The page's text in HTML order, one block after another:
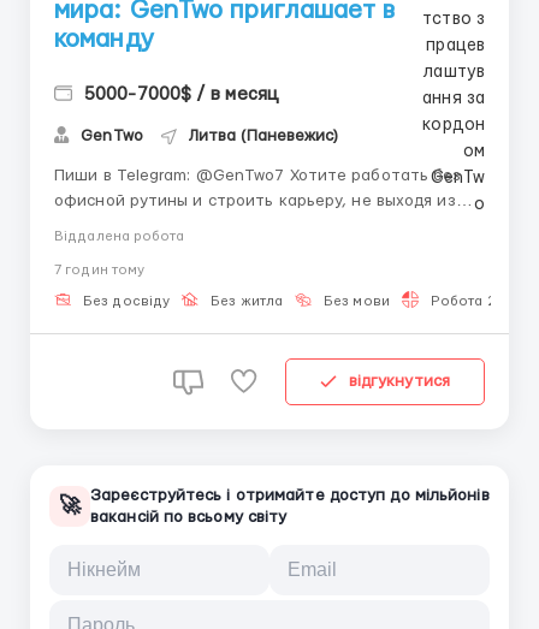
мира: GenTwo приглашает в
команду
5000-7000$ / в месяц
GenTwo Литва (Паневежис)
Пиши в Telegram: @GenTwo7 Хотите работать без
офисной рутины и строить карьеру, не выходя из
только мечтать. Здесь вы сами определяете своё
время и темп работы ⏰, учитесь новым навыкам и
Віддалена робота
7 годин тому
Без досвіду Без житла Без мови Робота 2-3
відгукнутися
🚀 Зареєструйтесь і отримайте доступ до мільйонів
вакансій по всьому світу